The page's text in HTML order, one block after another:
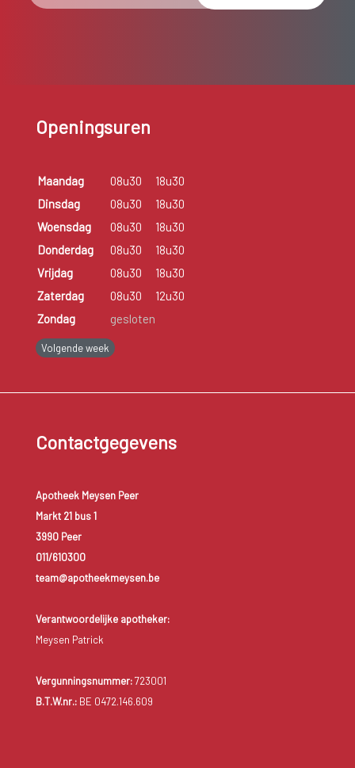
Openingsuren
Maandag 08u30
18u30
Dinsdag
08u30
18u30
Woensdag
08u30
18u30
Donderdag
08u30
18u30
Vrijdag
08u30
18u30
Zaterdag
08u30
12u30
Zondag
gesloten
Volgende week
Contactgegevens
Apotheek Meysen Peer
Markt 21 bus 1
3990 Peer
011/610300
team@apotheekmeysen.be
Verantwoordelijke apotheker:
Meysen Patrick
Vergunningsnummer:723001
B.T.W.nr.:BE 0472.146.609